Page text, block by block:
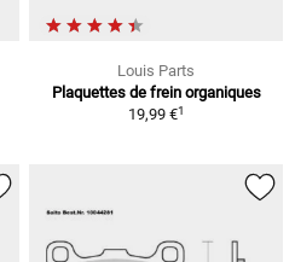
Louis Parts
Plaquettes de frein organiques
19,99 €1